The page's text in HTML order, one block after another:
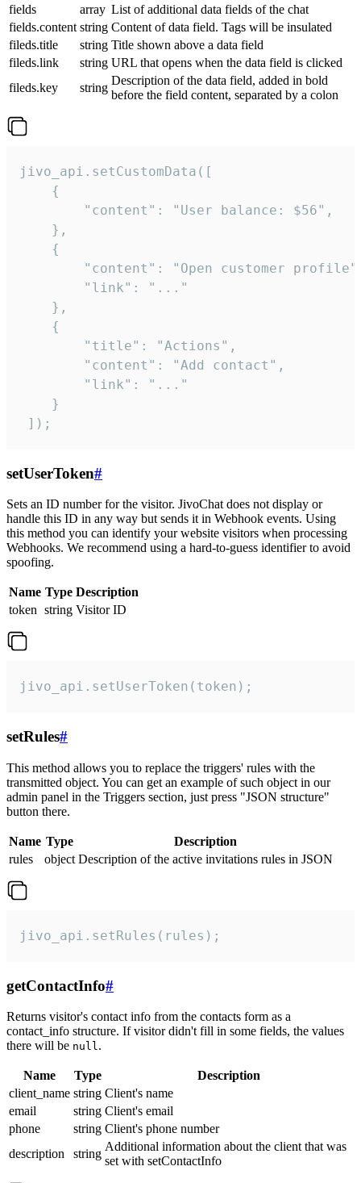
fields
array List of additional data fields of the chat
fields.content string Content of data field. Tags will be insulated
fileds.title
string Title shown above a data field
fileds.link
string URL that opens when the data field is clicked
fileds.key
string
Description of the data field, added in bold
before the field content, separated by a colon
jivo_api.setCustomData([
    {
        "content": "User balance: $56",
    },
    {
"content": "Open customer
        "link": "..."
    },
    {
        "title": "Actions",
        "content": "Add contact",
        "link": "..."
    }
]);
setUserToken#
Sets an ID number for the visitor. JivoChat does not display or
handle this ID in any way but sends it in Webhook events. Using
this method you can identify your website visitors when processing
Webhooks. We recommend using a hard-to-guess identifier to avoid
spoofing.
Name Type Description
token string Visitor ID
jivo_api.setUserToken(token);
setRules#
This method allows you to replace the triggers' rules with the
transmitted object. You can get an example of such object in our
admin panel in the Triggers section, just press "JSON structure"
button there.
Name Type
Description
rules
object Description of the active invitations rules in JSON
jivo_api.setRules(rules);
getContactInfo#
Returns visitor's contact info from the contacts form as a
contact_info structure. If visitor didn't fill in some fields, the values
there will be null.
Name Type
Description
client_name string Client's name
email
string Client's email
phone
string Client's phone number
description
string
Additional information about the client that was
set with setContactInfo